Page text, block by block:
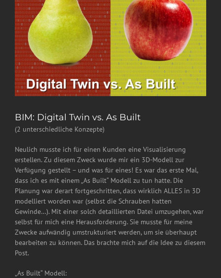
BIM: Digital Twin vs. As Built
(2 unterschiedliche Konzepte)
Neulich musste ich für einen Kunden eine Visualisierung
erstellen. Zu diesem Zweck wurde mir ein 3D-Modell zur
Verfügung gestellt – und was für eines! Es war das erste Mal,
dass ich es mit einem „As Built“ Modell zu tun hatte. Die
Planung war derart fortgeschritten, dass wirklich ALLES in 3D
modelliert worden war (selbst die Schrauben hatten
Gewinde…). Mit einer solch detaillierten Datei umzugehen, war
selbst für mich eine Herausforderung. Sie musste für meine
Zwecke aufwändig umstrukturiert werden, um sie überhaupt
bearbeiten zu können. Das brachte mich auf die Idee zu diesem
Post.
„As Built“ Modell: